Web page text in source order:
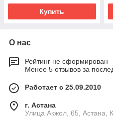
Купить
О нас
Рейтинг не сформирован
Менее 5 отзывов за
Работает с 25.09.2010
г. Астана
Улица Акжол, 65, Астана,